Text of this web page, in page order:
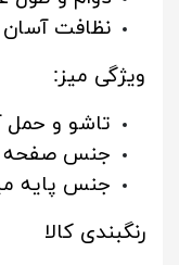
نظافت آسان
ویژگی میز:
تاشو و حمل
جنس صفحه
جنس پایه
رنگبندی کالا